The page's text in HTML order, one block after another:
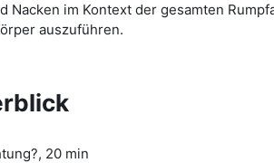
Nacken im Kontext der gesamten
auszuführen.
20 min